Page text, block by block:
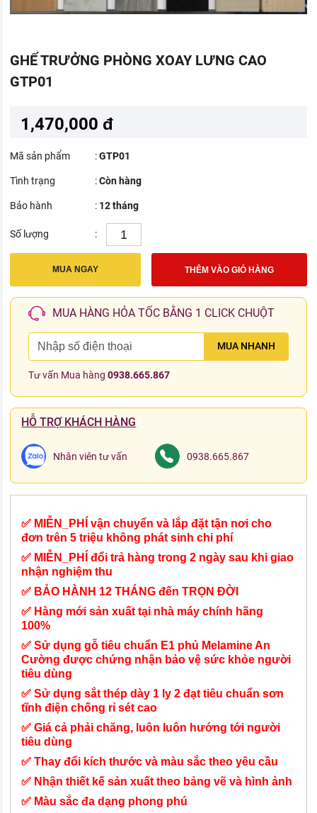
GHẾ TRƯỞNG PHÒNG XOAY LƯNG CAO
GTP01
1,470,000 đ
Mã sản phẩm :GTP01
Tình trạng :Còn hàng
Bảo hành : 12 tháng
Số lượng :
MUA NGAY THÊM VÀO GIỎ HÀNG
MUA HÀNG HỎA TỐC BẰNG 1 CLICK CHUỘT
MUA NHANH
Tư vấn Mua hàng0938.665.867
HỖ TRỢ KHÁCH HÀNG
Nhân viên tư vấn 0938.665.867
✅ MIỄN_PHÍ vận chuyển và lắp đặt tận nơi cho
đơn trên 5 triệu không phát sinh chi phí
✅ MIỄN_PHÍ đổi trả hàng trong 2 ngày sau khi giao
nhận nghiệm thu
✅ BẢO HÀNH 12 THÁNG đến TRỌN ĐỜI
✅ Hàng mới sản xuất tại nhà máy chính hãng
100%
✅ Sử dụng gỗ tiêu chuẩn E1 phủ Melamine An
Cường được chứng nhận bảo vệ sức khỏe người
tiêu dùng
✅ Sử dụng sắt thép dày 1 ly 2 đạt tiêu chuẩn sơn
tĩnh điện chống rỉ sét cao
✅ Giá cả phải chăng, luôn luôn hướng tới người
tiêu dùng
✅ Thay đổi kích thước và màu sắc theo yêu cầu
✅ Nhận thiết kế sản xuất theo bảng vẽ và hình ảnh
✅ Màu sắc đa dạng phong phú